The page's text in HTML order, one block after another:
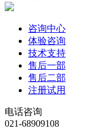
咨询中心
体验咨询
技术支持
售后一部
售后二部
注册试用
电话咨询
021-68909108